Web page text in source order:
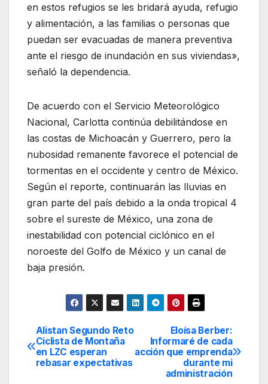
en estos refugios se les bridará ayuda, refugio
y alimentación, a las familias o personas que
puedan ser evacuadas de manera preventiva
ante el riesgo de inundación en sus viviendas»,
señaló la dependencia.
De acuerdo con el Servicio Meteorológico
Nacional, Carlotta continúa debilitándose en
las costas de Michoacán y Guerrero, pero la
nubosidad remanente favorece el potencial de
tormentas en el occidente y centro de México.
Según el reporte, continuarán las lluvias en
gran parte del país debido a la onda tropical 4
sobre el sureste de México, una zona de
inestabilidad con potencial ciclónico en el
noroeste del Golfo de México y un canal de
baja presión.
Navegación
de
Eloísa Berber:
Informaré de cada
acción que emprenda
durante mi
administración
Alistan Segundo Reto
Ciclista de Montaña
en LZC esperan
rebasar expectativas